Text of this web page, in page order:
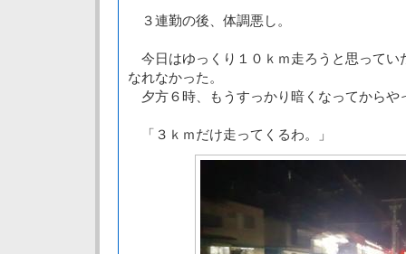
３連勤の後、体調悪し。
今日はゆっくり１０ｋｍ走ろうと思ってい
なれなかった。
夕方６時、もうすっかり暗くなってからや
「３ｋｍだけ走ってくるわ。」